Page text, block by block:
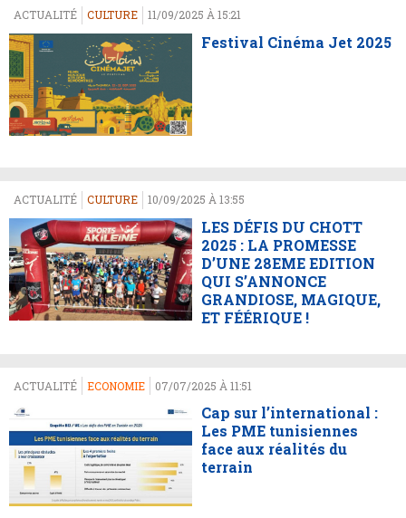
ACTUALITÉ CULTURE 11/09/2025 À 15:21
Festival Cinéma Jet 2025
ACTUALITÉ CULTURE 10/09/2025 À 13:55
LES DÉFIS DU CHOTT
2025 : LA PROMESSE
D’UNE 28EME EDITION
QUI S’ANNONCE
GRANDIOSE, MAGIQUE,
ET FÉÉRIQUE !
ACTUALITÉ ECONOMIE 07/07/2025 À 11:51
Cap sur l’international :
Les PME tunisiennes
face aux réalités du
terrain